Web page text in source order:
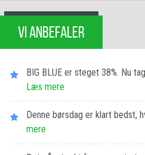
VI ANBEFALER
BIG BLUE er steget 38%. Nu
Læs mere
Denne børsdag er klart bedst,
mere